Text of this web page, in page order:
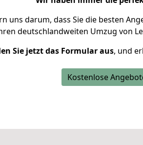
uns darum, dass Sie die besten
deutschlandweiten Umzug von
Sie jetzt das Formular aus, und
Kostenlose